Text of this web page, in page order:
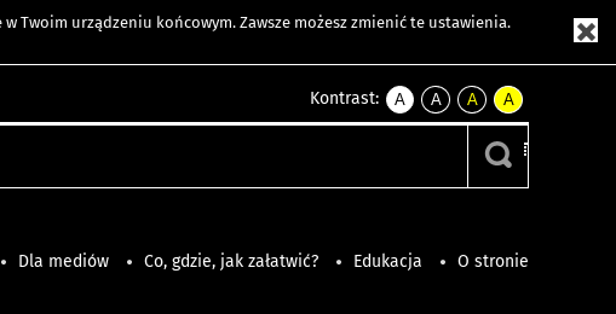
Twoim urządzeniu końcowym. Zawsze możesz zmienić te ustawienia.
Kontrast:
A
kontrast
A
kontrast
czarnym
A
kontrast
żółty
tekst
czarnym
A
kontrast
czarny
tekst
żółtym
Dla mediów Co, gdzie, jak załatwić? Edukacja O stronie